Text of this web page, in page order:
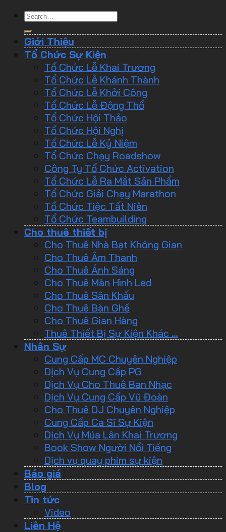
Giới Thiệu
Tổ Chức Sự Kiện
Tổ Chức Lễ Khai Trương
Tổ Chức Lễ Khánh Thành
Tổ Chức Lễ Khởi Công
Tổ Chức Lễ Động Thổ
Tổ Chức Hội Thảo
Tổ Chức Hội Nghị
Tổ Chức Lễ Kỷ Niệm
Tổ Chức Chạy Roadshow
Công Ty Tổ Chức Activation
Tổ Chức Lễ Ra Mắt Sản Phẩm
Tổ Chức Giải Chạy Marathon
Tổ Chức Tiệc Tất Niên
Tổ Chức Teambuilding
Cho thuê thiết bị
Cho Thuê Nhà Bạt Không Gian
Cho Thuê Âm Thanh
Cho Thuê Ánh Sáng
Cho Thuê Màn Hình Led
Cho Thuê Sân Khấu
Cho Thuê Bàn Ghế
Cho Thuê Gian Hàng
Thuê Thiết Bị Sự Kiện Khác …
Nhân Sự
Cung Cấp MC Chuyên Nghiệp
Dịch Vụ Cung Cấp PG
Dịch Vụ Cho Thuê Ban Nhạc
Dịch Vụ Cung Cấp Vũ Đoàn
Cho Thuê DJ Chuyên Nghiệp
Cung Cấp Ca Sĩ Sự Kiện
Dịch Vụ Múa Lân Khai Trương
Book Show Người Nổi Tiếng
Dịch vụ quay phim sự kiện
Báo giá
Blog
Tin tức
Video
Liên Hệ